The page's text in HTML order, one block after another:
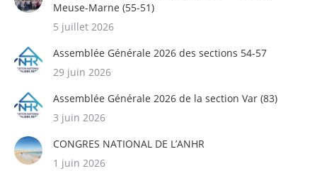
Meuse-Marne (55-51)
5 juillet 2026
Assemblée Générale 2026 des sections 54-57
29 juin 2026
Assemblée Générale 2026 de la section Var (83)
3 juin 2026
CONGRES NATIONAL DE L’ANHR
1 juin 2026